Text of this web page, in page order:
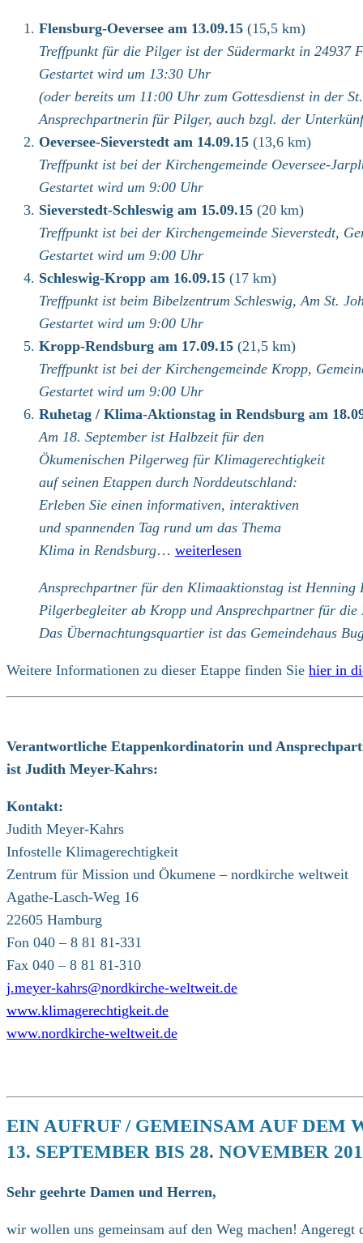
Flensburg-Oeversee am 13.09.15 (15,5 km)
Treffpunkt für die Pilger ist der Südermarkt in 24937
Gestartet wird um 13:30 Uhr
(oder bereits um 11:00 Uhr zum Gottesdienst in der
Ansprechpartnerin für Pilger, auch bzgl. der
Oeversee-Sieverstedt am 14.09.15 (13,6 km)
Treffpunkt ist bei der Kirchengemeinde Oeversee-
Gestartet wird um 9:00 Uhr
Sieverstedt-Schleswig am 15.09.15 (20 km)
Treffpunkt ist bei der Kirchengemeinde Sieverstedt,
Gestartet wird um 9:00 Uhr
Schleswig-Kropp am 16.09.15 (17 km)
Treffpunkt ist beim Bibelzentrum Schleswig, Am St.
Gestartet wird um 9:00 Uhr
Kropp-Rendsburg am 17.09.15 (21,5 km)
Treffpunkt ist bei der Kirchengemeinde Kropp,
Gestartet wird um 9:00 Uhr
Ruhetag / Klima-Aktionstag in Rendsburg am
Am 18. September ist Halbzeit für den
Ökumenischen Pilgerweg für Klimagerechtigkeit
auf seinen Etappen durch Norddeutschland:
Erleben Sie einen informativen, interaktiven
und spannenden Tag rund um das Thema
Klima in Rendsburg… weiterlesen
Ansprechpartner für den Klimaaktionstag ist Henning
Pilgerbegleiter ab Kropp und Ansprechpartner für
Das Übernachtungsquartier ist das Gemeindehaus
Weitere Informationen zu dieser Etappe finden Sie hier in
Verantwortliche Etappenkordinatorin und
ist Judith Meyer-Kahrs:
Kontakt:
Judith Meyer-Kahrs
Infostelle Klimagerechtigkeit
Zentrum für Mission und Ökumene – nordkirche weltweit
Agathe-Lasch-Weg 16
22605 Hamburg
Fon 040 – 8 81 81-331
Fax 040 – 8 81 81-310
j.meyer-kahrs@nordkirche-weltweit.de
www.klimagerechtigkeit.de
www.nordkirche-weltweit.de
EIN AUFRUF / GEMEINSAM AUF DEM
13. SEPTEMBER BIS 28. NOVEMBER
Sehr geehrte Damen und Herren,
wir wollen uns gemeinsam auf den Weg machen!